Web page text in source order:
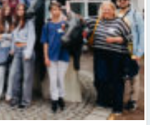
uz Vāciju aizvadīts veiksmīgi